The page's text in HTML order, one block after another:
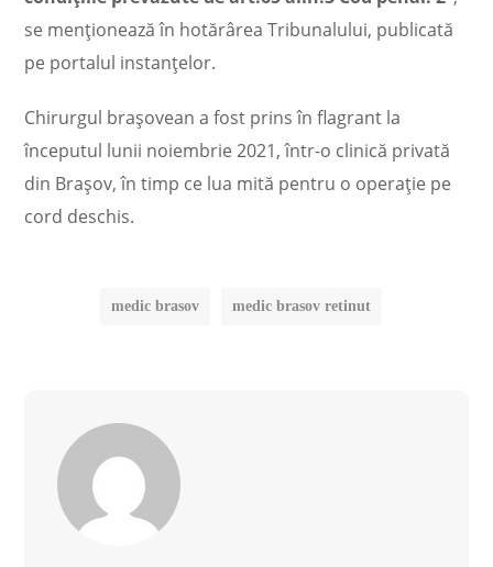
se menţionează în hotărârea Tribunalului, publicată
pe portalul instanţelor.
Chirurgul braşovean a fost prins în flagrant la
începutul lunii noiembrie 2021, într-o clinică privată
din Braşov, în timp ce lua mită pentru o operaţie pe
cord deschis.
medic brasov medic brasov retinut